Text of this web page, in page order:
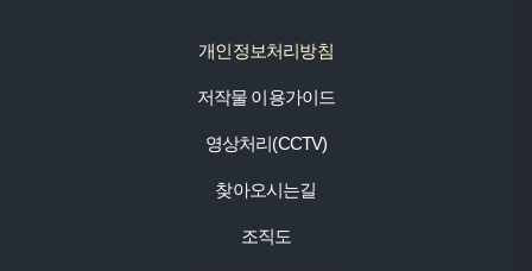
개인정보처리방침
저작물 이용가이드
영상처리(CCTV)
찾아오시는길
조직도